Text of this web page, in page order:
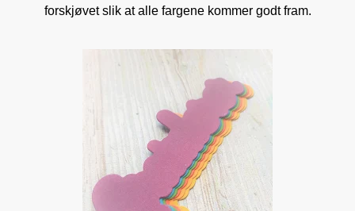
forskjøvet slik at alle fargene kommer godt fram.